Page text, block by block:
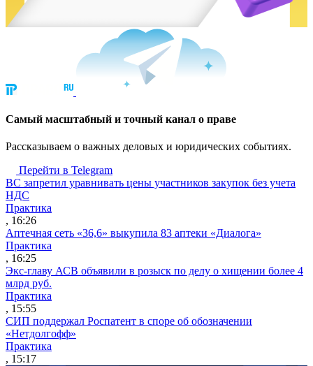
Cамый масштабный и точный канал о праве
Рассказываем о важных деловых и юридических событиях.
Перейти в Telegram
ВС запретил уравнивать цены участников закупок без учета
НДС
Практика
, 16:26
Аптечная сеть «36,6» выкупила 83 аптеки «Диалога»
Практика
, 16:25
Экс-главу АСВ объявили в розыск по делу о хищении более 4
млрд руб.
Практика
, 15:55
СИП поддержал Роспатент в споре об обозначении
«Нетдолгофф»
Практика
, 15:17